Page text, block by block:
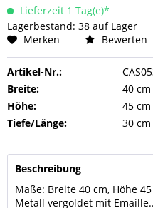
Lieferzeit 1 Tag(e)*
Lagerbestand: 38 auf Lager
Merken
Bewerten
Artikel-Nr.:
Breite:
40 cm
Höhe:
45 cm
Tiefe/Länge:
30 cm
Beschreibung
Maße: Breite 40 cm, Höhe
Metall vergoldet mit